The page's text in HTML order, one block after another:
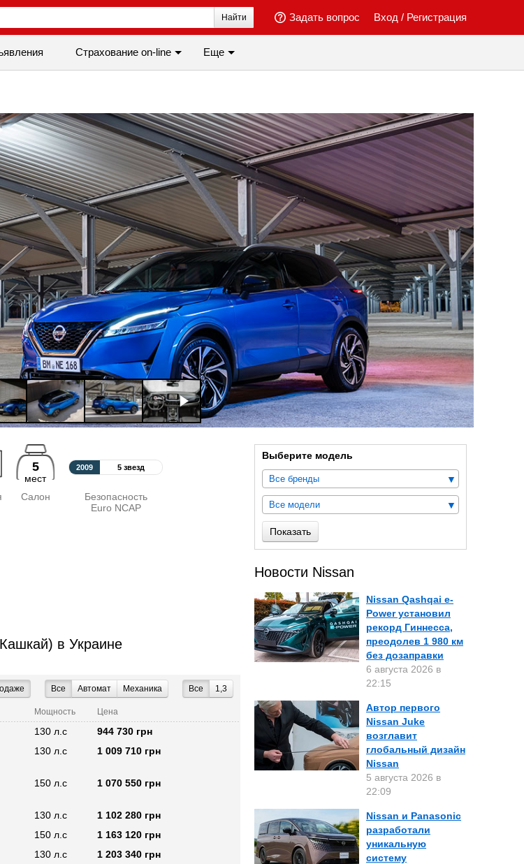
Вход / Регистрация
Задать вопрос
Найти
Cтрахование on-line Еще
5
мест
Салон
2009 5 звезд
Безопасность
Euro NCAP
в Украине
Все 1,3
Все Автомат Механика
Мощность Цена
130 л.с
944 730 грн
130 л.с 1 009 710 грн
150 л.с 1 070 550 грн
130 л.с
1 102 280 грн
150 л.с
1 163 120 грн
130 л.с
1 203 340 грн
Выберите модель
Все бренды
Все модели
Показать
Новости Nissan
Nissan Qashqai e-
Power установил
рекорд Гиннесса,
преодолев 1 980 км
без дозаправки
6 августа 2026 в
22:15
Автор первого
Nissan Juke
возглавит
глобальный дизайн
Nissan
5 августа 2026 в
22:09
Nissan и Panasonic
разработали
уникальную
систему